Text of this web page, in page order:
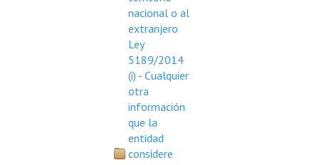
nacional o al
extranjero
Ley
5189/2014
(i) - Cualquier
otra
información
que la
entidad
considere